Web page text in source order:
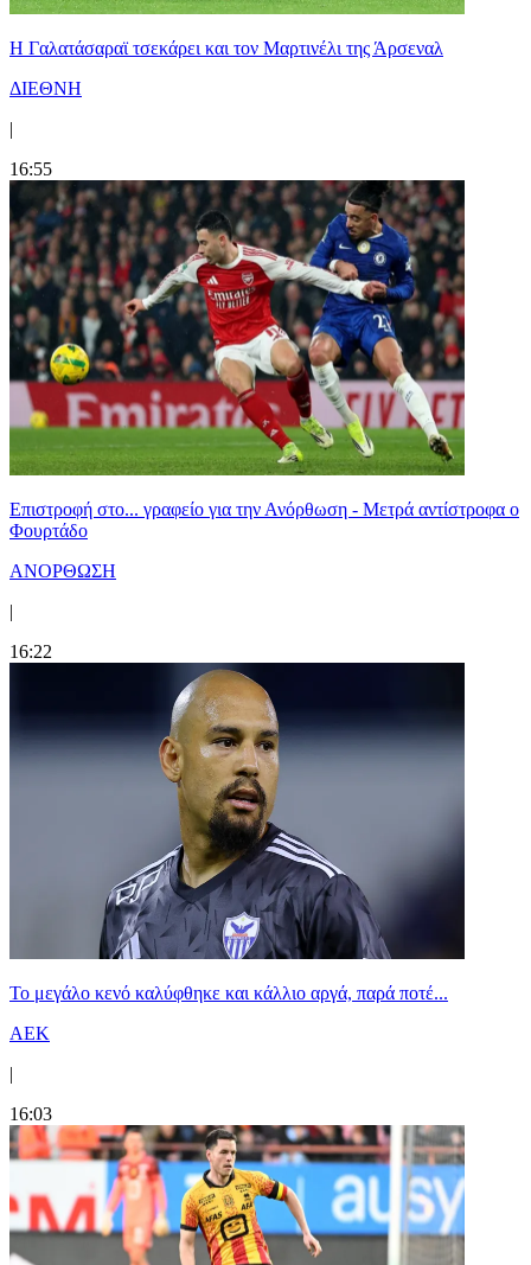
H Γαλατάσαραϊ τσεκάρει και τον Μαρτινέλι της Άρσεναλ
ΔΙΕΘΝΗ
|
16:55
Επιστροφή στο... γραφείο για την Ανόρθωση - Μετρά αντίστροφα ο
Φουρτάδο
ΑΝΟΡΘΩΣΗ
|
16:22
Το μεγάλο κενό καλύφθηκε και κάλλιο αργά, παρά ποτέ...
ΑΕΚ
|
16:03